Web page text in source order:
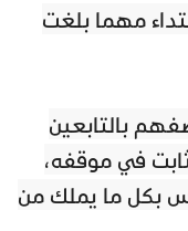
مهما بلغت
بالتابعين
في موقفه،
بكل ما يملك من